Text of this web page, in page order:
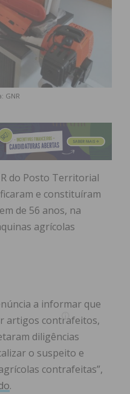
GNR
do Posto Territorial
e constituíram
de 56 anos, na
agrícolas
a informar que
artigos contrafeitos,
diligências
o suspeito e
contrafeitas”,
.